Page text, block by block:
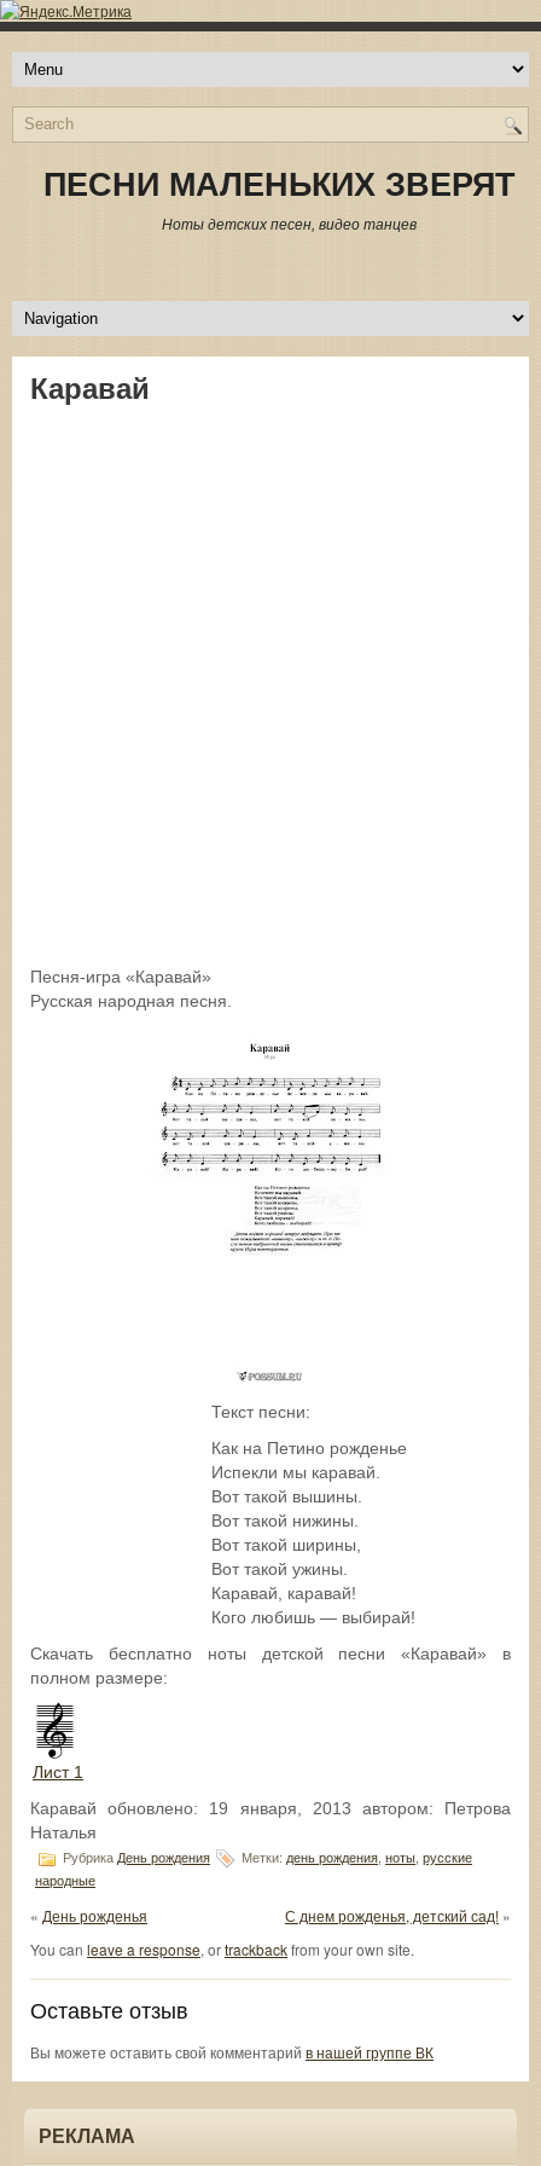
ПЕСНИ МАЛЕНЬКИХ ЗВЕРЯТ
Ноты детских песен, видео танцев
Каравай
Песня-игра «Каравай»
Русская народная песня.
Текст песни:
Как на Петино рожденье
Испекли мы каравай.
Вот такой вышины.
Вот такой нижины.
Вот такой ширины,
Вот такой ужины.
Каравай, каравай!
Кого любишь — выбирай!
Скачать бесплатно ноты детской песни «Каравай» в
полном размере:
Лист 1
Каравай обновлено: 19 января, 2013 автором: Петрова
Наталья
Рубрика День рождения Метки: день рождения ноты русские
народные
« День рожденья С днем рожденья, детский сад! »
You can leave a response, ortrackbackfrom your own site.
Оставьте отзыв
Вы можете оставить свой комментарий в нашей группе ВК
РЕКЛАМА